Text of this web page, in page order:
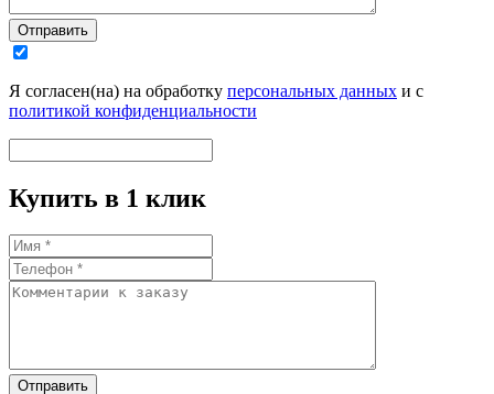
Отправить
Я согласен(на) на обработку персональных данных и с
политикой конфиденциальности
Купить в 1 клик
Отправить